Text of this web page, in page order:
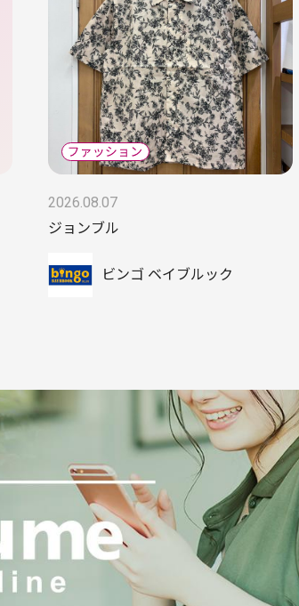
2026.08.07
ジョンブル
ビンゴ ベイブルック